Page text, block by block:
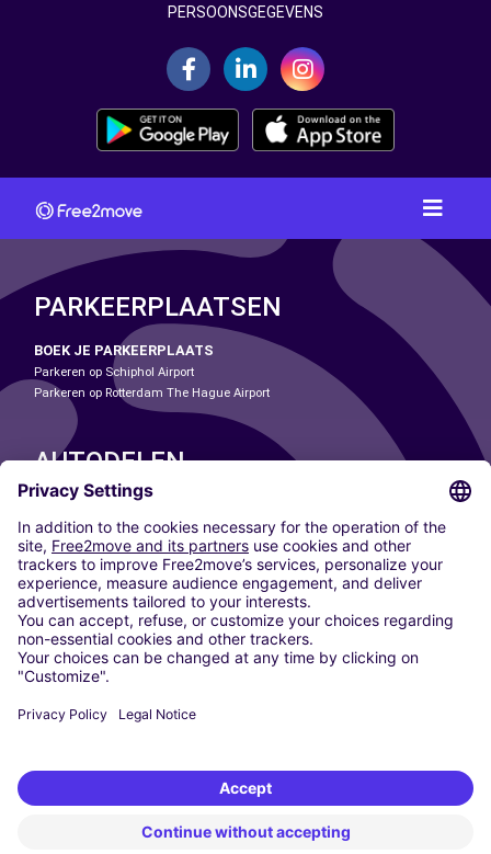
PERSOONSGEGEVENS
PARKEERPLAATSEN
BOEK JE PARKEERPLAATS
Parkeren op Schiphol Airport
Parkeren op Rotterdam The Hague Airport
AUTODELEN
ONZE STEDEN
Paris
Madrid
Washington DC
Milaan
Rome
Turijn
Wenen
Berlijn
Düsseldorf